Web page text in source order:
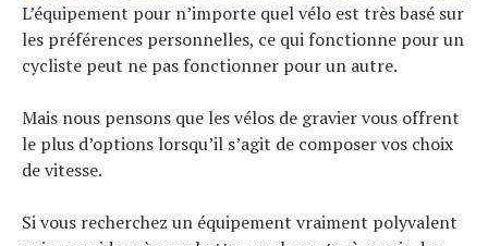
L’équipement pour n’importe quel vélo est très basé sur
les préférences personnelles, ce qui fonctionne pour un
cycliste peut ne pas fonctionner pour un autre.
Mais nous pensons que les vélos de gravier vous offrent
le plus d’options lorsqu’il s’agit de composer vos choix
de vitesse.
Si vous recherchez un équipement vraiment polyvalent